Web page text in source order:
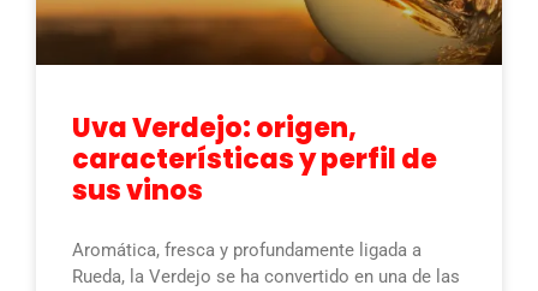
Uva Verdejo: origen,
características y perfil de
sus vinos
Aromática, fresca y profundamente ligada a
Rueda, la Verdejo se ha convertido en una de las